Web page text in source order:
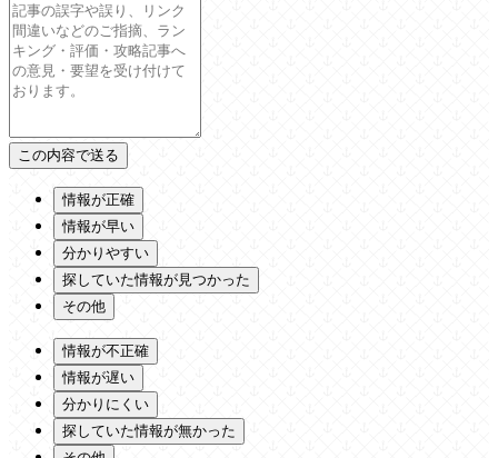
情報が正確
情報が早い
分かりやすい
探していた情報が見つかった
その他
情報が不正確
情報が遅い
分かりにくい
探していた情報が無かった